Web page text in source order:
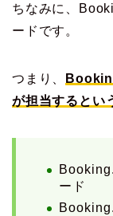
ちなみに、
ードです。
つまり、
が担当するとい
ード